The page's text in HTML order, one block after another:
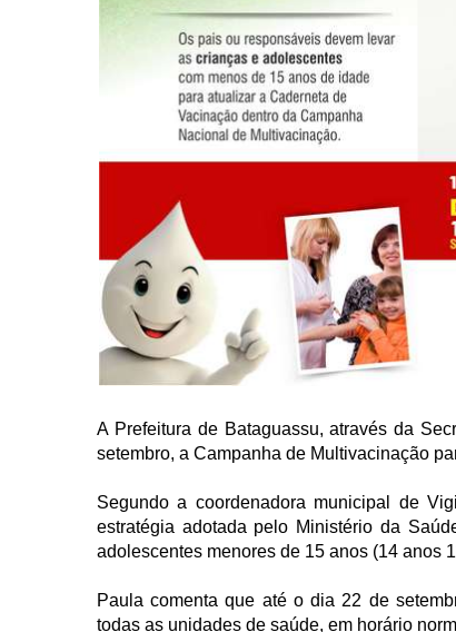
A Prefeitura de Bataguassu, através da
setembro, a Campanha de Multivacinação
Segundo a coordenadora municipal de
estratégia adotada pelo Ministério da
adolescentes menores de 15 anos (14 anos
Paula comenta que até o dia 22 de
todas as unidades de saúde, em horário